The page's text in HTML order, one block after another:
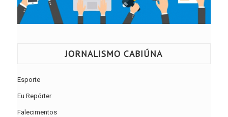
JORNALISMO CABIÚNA
Esporte
Eu Repórter
Falecimentos